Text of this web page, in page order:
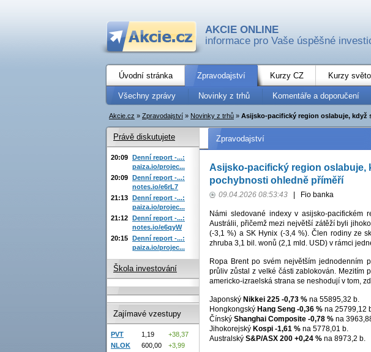
AKCIE ONLINE
informace pro Vaše úspěšné
Úvodní stránka Zpravodajství Kurzy CZ Kurzy
Všechny zprávy Novinky z trhů Komentáře a doporučení
Akcie.cz » Zpravodajství » Novinky z trhů » Asijsko-pacifický region oslabuje, když
Zpravodajství
Asijsko-pacifický region oslabuje,
pochybnosti ohledně příměří
09.04.2026 08:53:43 Fio banka
Námi sledované indexy v asijsko-pacifickém
Austrálii, přičemž mezi největší zátěží byli
(-3,1 %) a SK Hynix (-3,4 %). Člen rodiny ze
zhruba 3,1 bil. wonů (2,1 mld. USD) v rámci
Ropa Brent po svém největším jednodenním
průliv zůstal z velké části zablokován. Mezitím
americko-izraelská strana se neshodují v tom,
Japonský Nikkei 225 -0,73 % na 55895,32 b.
Hongkongský Hang Seng -0,36 % na 25799,12
Čínský Shanghai Composite -0,78 % na
Jihokorejský Kospi -1,61 % na 5778,01 b.
Australský S&P/ASX 200 +0,24 % na 8973,2 b.
Právě diskutujete
20:09 Denní report -...:
paiza.io/projec...
20:09 Denní report -...:
notes.io/e6rL7
21:13 Denní report -...:
paiza.io/projec...
21:12 Denní report -...:
notes.io/e6qyW
20:15 Denní report -...:
paiza.io/projec...
Škola investování
Zajímavé vzestupy
PVT 1,19
+38,37
NLOK
600,00
+3,99